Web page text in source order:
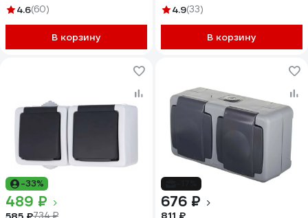
белый RA16-238-B
4.6(60)
В корзину
белый, 710-0200-127
4.9(33)
В корзину
-33%
489 ₽
734 ₽
676 ₽
811 ₽